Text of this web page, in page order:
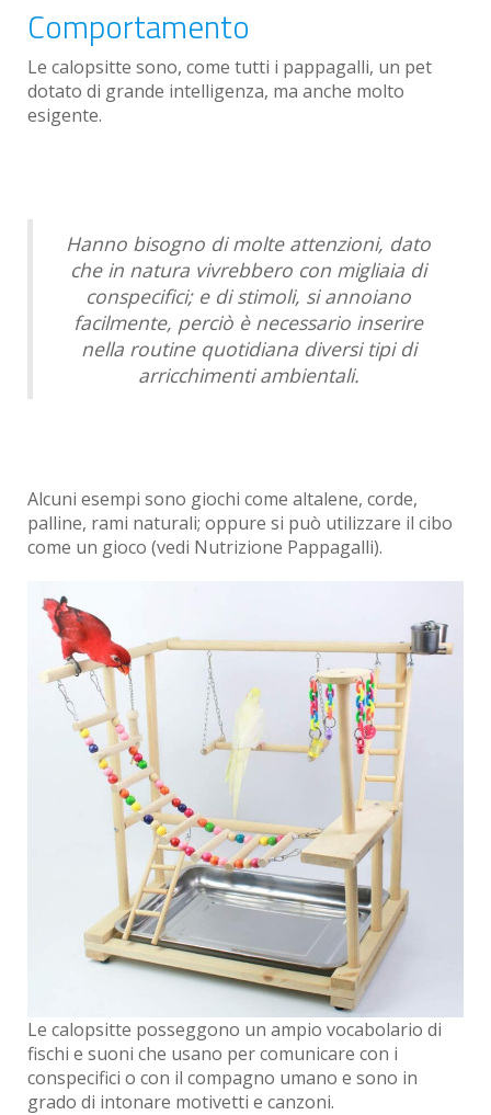
Comportamento
Le calopsitte sono, come tutti i pappagalli, un pet
dotato di grande intelligenza, ma anche molto
esigente.
Hanno bisogno di molte attenzioni, dato
che in natura vivrebbero con migliaia di
conspecifici; e di stimoli, si annoiano
facilmente, perciò è necessario inserire
nella routine quotidiana diversi tipi di
arricchimenti ambientali.
Alcuni esempi sono giochi come altalene, corde,
palline, rami naturali; oppure si può utilizzare il cibo
come un gioco (vedi Nutrizione Pappagalli).
Le calopsitte posseggono un ampio vocabolario di
fischi e suoni che usano per comunicare con i
conspecifici o con il compagno umano e sono in
grado di intonare motivetti e canzoni.